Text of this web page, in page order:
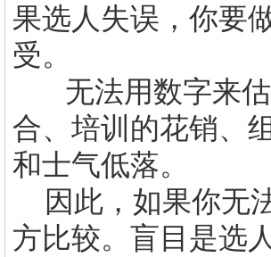
果选人失误，你要
受。
无法用数字来
合、培训的花销、
和士气低落。
因此，如果你无
方比较。盲目是选